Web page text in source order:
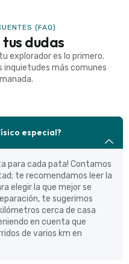
(FAQ)
dudas
explorador es lo primero.
inquietudes más comunes
especial?
para cada pata! Contamos
te recomendamos leer la
elegir la que mejor se
te sugerimos
cerca de casa
en cuenta que
de varios km en